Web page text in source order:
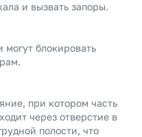
и вызвать запоры.
блокировать
при котором часть
через отверстие в
полости, что